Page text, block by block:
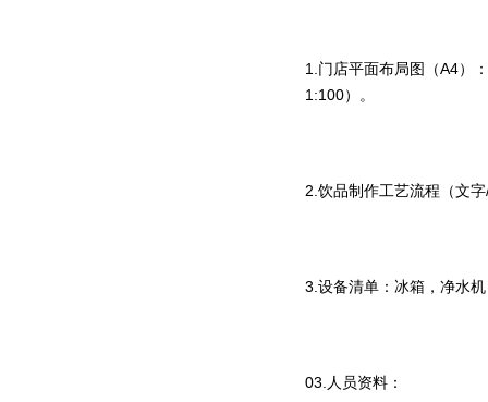
1.门店平面布局图（A4）
1:100）。
2.饮品制作工艺流程（文
3.设备清单：冰箱，净水
03.人员资料：